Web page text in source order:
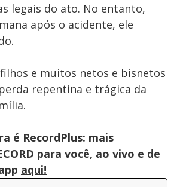
legais do ato. No entanto,
após o acidente, ele
e muitos netos e bisnetos
repentina e trágica da
é RecordPlus: mais
para você, ao vivo e de
aqui!